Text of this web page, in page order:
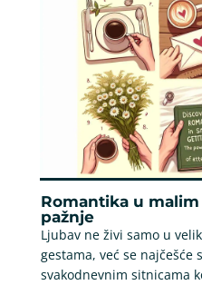
Romantika u
pažnje
Ljubav ne živi samo u
gestama, već se najčešće
svakodnevnim sitnicama